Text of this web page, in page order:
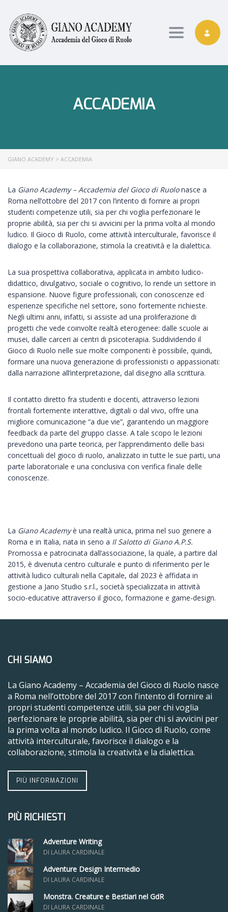
Toggle
ACCADEMIA
GIANO ACADEMY > ACCADEMIA
La Giano Academy – Accademia del Gioco di Ruolonasce a
Roma nell’ottobre del 2017 con l’intento di fornire ai propri
studenti competenze utili, sia per chi voglia perfezionare le
proprie abilità, sia per chi si avvicini per la prima volta al mondo
ludico. Il Gioco di Ruolo, come attività interculturale, favorisce il
dialogo e la collaborazione, stimola la creatività e la dialettica.
La sua prospettiva collaborativa, applicata in ambito ludico-
didattico, divulgativo, sociale o cognitivo, lo rende un settore in
espansione. Nuove figure professionali, con conoscenze ed
esperienze specifiche nel settore, sono fortemente richieste.
Negli ultimi anni, infatti, si assiste ad una proliferazione di
progetti che vede coinvolte realtà eterogenee: dalle scuole ai
musei, dalle carceri ai centri di psicoterapia. Suddividendo il
Gioco di Ruolo nelle sue molte componenti è possibile, quindi,
formare una nuova generazione di professionisti o appassionati:
dalla narrazione all’interpretazione, dal disegno alla scrittura.
Il contatto diretto fra studenti e docenti, attraverso lezioni
frontali fortemente interattive, digitali o dal vivo, offre una
migliore comunicazione “a due vie”, garantendo un maggiore
feedback da parte del gruppo classe. A tale scopo le lezioni
prevedono una parte teorica, per l’apprendimento delle basi
concettuali del gioco di ruolo, analizzato in tutte le sue parti, una
parte laboratoriale e una conclusiva con verifica finale delle
conoscenze.
La Giano Academyè una realtà unica, prima nel suo genere a
Roma e in Italia, nata in seno a Il Salotto di Giano A.P.S.
Promossa e patrocinata dall’associazione, la quale, a partire dal
2015, è divenuta centro culturale e punto di riferimento per le
attività ludico culturali nella Capitale, dal 2023 è affidata in
gestione a Jano Studio s.r.l., società specializzata in attività
socio-educative attraverso il gioco, formazione e game-design.
CHI SIAMO
La Giano Academy – Accademia del Gioco di Ruolo nasce
a Roma nell’ottobre del 2017 con l’intento di fornire ai
propri studenti competenze utili, sia per chi voglia
perfezionare le proprie abilità, sia per chi si avvicini per
la prima volta al mondo ludico. Il Gioco di Ruolo, come
attività interculturale, favorisce il dialogo e la
collaborazione, stimola la creatività e la dialettica.
PIÙ INFORMAZIONI
PIÙ RICHIESTI
Adventure Writing
DI LAURA CARDINALE
Adventure Design Intermedio
DI LAURA CARDINALE
Monstra. Creature e Bestiari nel GdR
DI LAURA CARDINALE